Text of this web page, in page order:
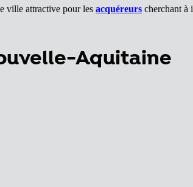
ville attractive pour les acquéreurs cherchant à
Aquitaine